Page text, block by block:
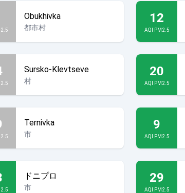
Obukhivka
都市村
12
AQI PM2.5
Sursko-Klevtseve
村
20
AQI PM2.5
Ternivka
市
9
AQI PM2.5
ドニプロ
市
29
AQI PM2.5